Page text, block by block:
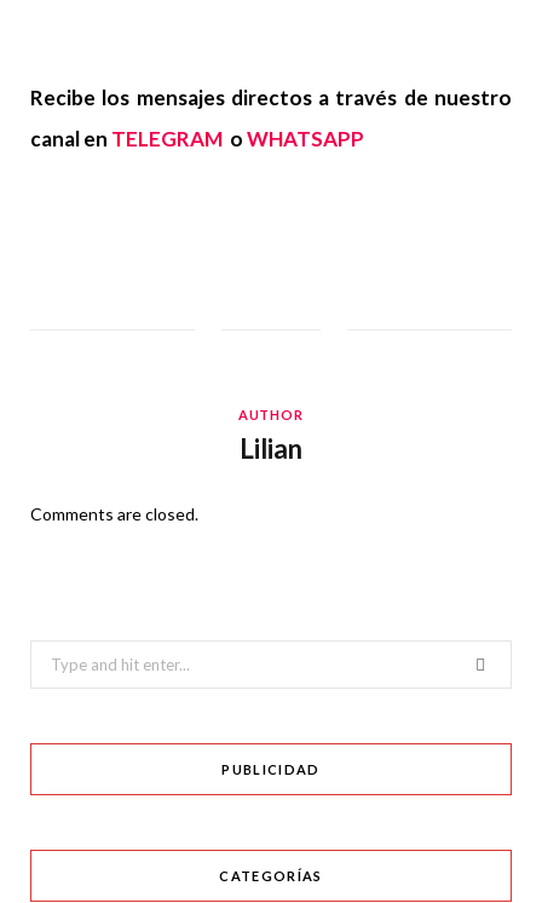
Recibe los mensajes directos a través de nuestro
canal en TELEGRAM oWHATSAPP
AUTHOR
Lilian
Comments are closed.
Search
for:
PUBLICIDAD
CATEGORÍAS